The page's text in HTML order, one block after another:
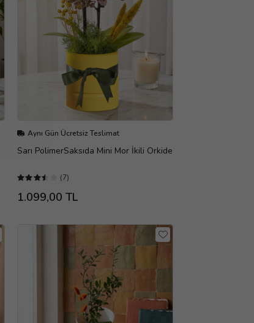
Aynı Gün Ücretsiz Teslimat
Sarı PolimerSaksıda Mini Mor İkili Orkide
(7)
1.099,00 TL